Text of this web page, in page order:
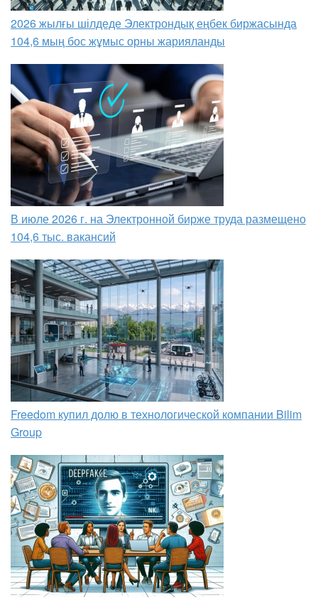
2026 жылғы шілдеде Электрондық еңбек биржасында
104,6 мың бос жұмыс орны жарияланды
В июле 2026 г. на Электронной бирже труда размещено
104,6 тыс. вакансий
Freedom купил долю в технологической компании Bilim
Group